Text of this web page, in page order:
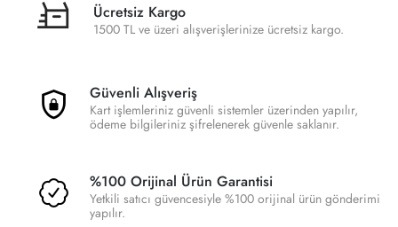
Ücretsiz Kargo
1500 TL ve üzeri alışverişlerinize ücretsiz kargo.
Güvenli Alışveriş
Kart işlemleriniz güvenli sistemler üzerinden yapılır,
ödeme bilgileriniz şifrelenerek güvenle saklanır.
%100 Orijinal Ürün Garantisi
Yetkili satıcı güvencesiyle %100 orijinal ürün gönderimi
yapılır.